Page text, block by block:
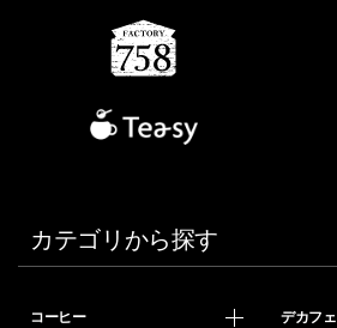
カテゴリから探す
コーヒー デカフェ